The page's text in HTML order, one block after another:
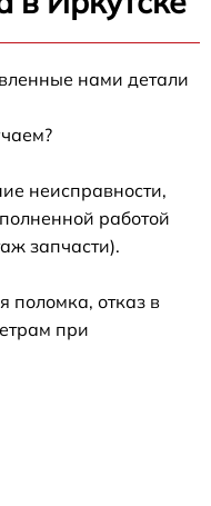
нами детали
неисправности,
работой
запчасти).
поломка, отказ в
при